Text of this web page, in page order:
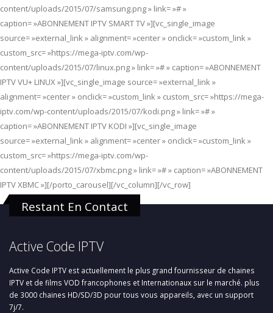
content/uploads/2015/07/samsung.png » link= »# »
caption= »ABONNEMENT IPTV SMART TV »][vc_single_image
source= »external_link » alignment= »center » onclick= »custom_link »
custom_src= »https://mega-iptv.com/wp-
content/uploads/2015/07/linux.png » link= »# » caption= »ABONNEMENT
IPTV VU+ LINUX »][vc_single_image source= »external_link »
alignment= »center » onclick= »custom_link » custom_src= »https://mega-
iptv.com/wp-content/uploads/2015/07/kodi.png » link= »# »
caption= »ABONNEMENT IPTV KODI »][vc_single_image
source= »external_link » alignment= »center » onclick= »custom_link »
custom_src= »https://mega-iptv.com/wp-
content/uploads/2015/07/xbmc.png » link= »# » caption= »ABONNEMENT
IPTV XBMC »][/porto_carousel][/vc_column][/vc_row]
Restant En Contact
Active Code IPTV
Active Code IPTV est actuellement le plus grand fournisseur de chaines
IPTV et de films VOD francophones et Internationaux sur le marché. plus
de 3000 chaines HD/SD/3D pour tous vous appareils, avec un support
7j/7.